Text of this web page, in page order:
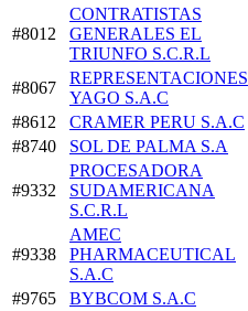
#8012
CONTRATISTAS
GENERALES EL
TRIUNFO S.C.R.L
#8067
REPRESENTACIONES
YAGO S.A.C
#8612
CRAMER PERU S.A.C
#8740
SOL DE PALMA S.A
#9332
PROCESADORA
SUDAMERICANA
S.C.R.L
#9338
AMEC
PHARMACEUTICAL
S.A.C
#9765 BYBCOM S.A.C